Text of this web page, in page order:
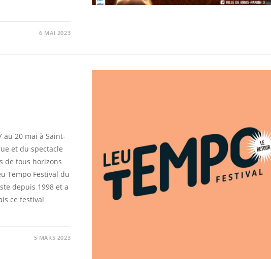
6 MAI 2023
au 20 mai à Saint-
et du spectacle
de tous horizons
Tempo Festival du
depuis 1998 et a
ce festival
5 MARS 2023